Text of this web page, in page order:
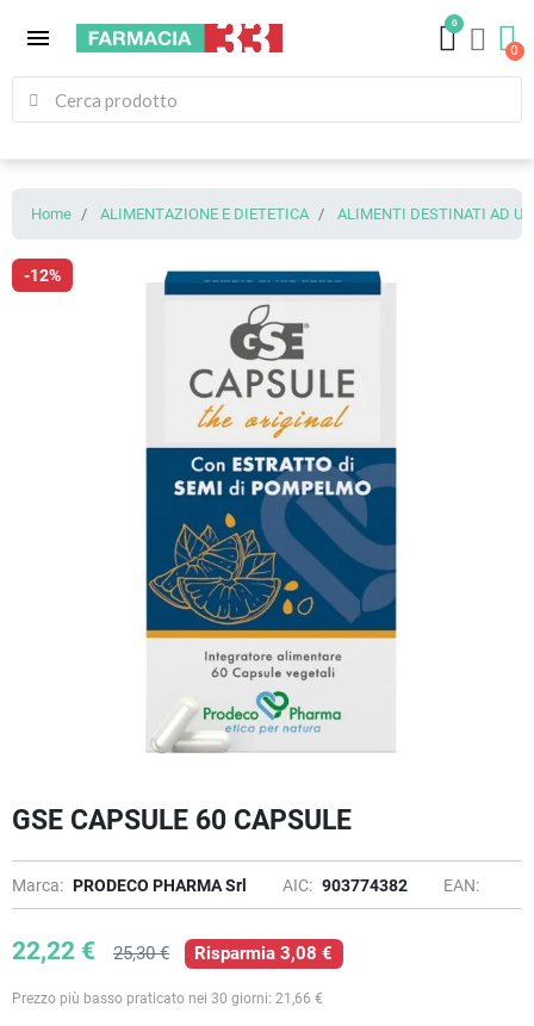
menu
0
Home ALIMENTAZIONE E DIETETICA ALIMENTI DESTINATI AD
-12%
GSE CAPSULE 60 CAPSULE
Marca: PRODECO PHARMA Srl AIC: 903774382 EAN:
22,22 € 25,30 € Risparmia 3,08 €
Prezzo più basso praticato nei 30 giorni: 21,66 €